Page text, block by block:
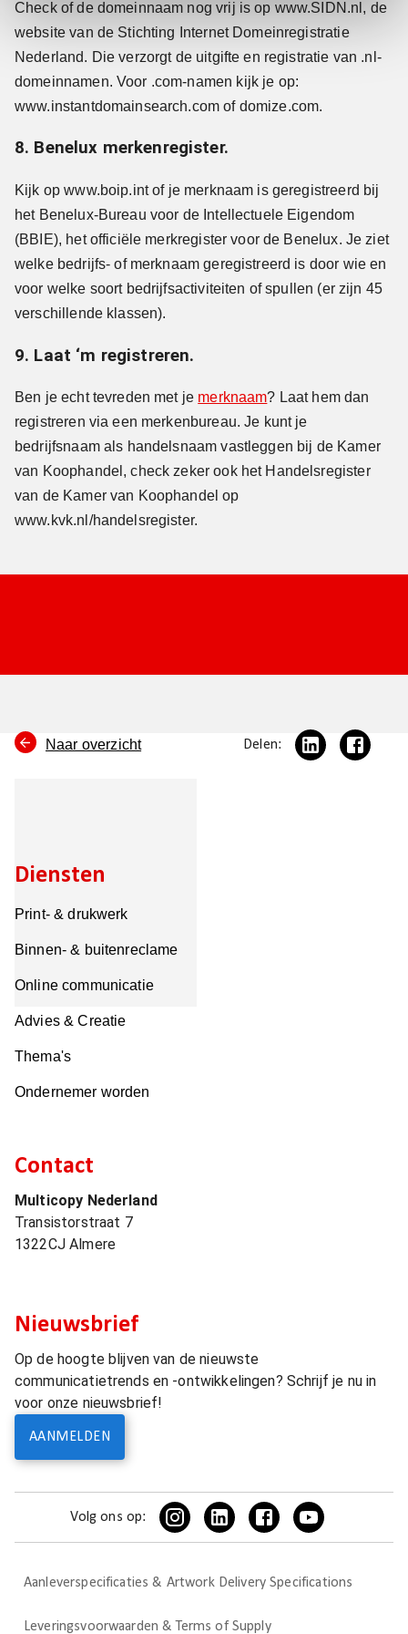
Check of de domeinnaam nog vrij is op www.SIDN.nl, de
website van de Stichting Internet Domeinregistratie
Nederland. Die verzorgt de uitgifte en registratie van .nl-
domeinnamen. Voor .com-namen kijk je op:
www.instantdomainsearch.com of domize.com.
8. Benelux merkenregister.
Kijk op www.boip.int of je merknaam is geregistreerd bij
het Benelux-Bureau voor de Intellectuele Eigendom
(BBIE), het officiële merkregister voor de Benelux. Je ziet
welke bedrijfs- of merknaam geregistreerd is door wie en
voor welke soort bedrijfsactiviteiten of spullen (er zijn 45
verschillende klassen).
9. Laat ‘m registreren.
Ben je echt tevreden met je merknaam? Laat hem dan
registreren via een merkenbureau. Je kunt je
bedrijfsnaam als handelsnaam vastleggen bij de Kamer
van Koophandel, check zeker ook het Handelsregister
van de Kamer van Koophandel op
www.kvk.nl/handelsregister.
Naar overzicht Delen:
Diensten
Print- & drukwerk
Binnen- & buitenreclame
Online communicatie
Advies & Creatie
Thema's
Ondernemer worden
Contact
Multicopy Nederland
Transistorstraat 7
1322CJ Almere
Nieuwsbrief
Op de hoogte blijven van de nieuwste
communicatietrends en -ontwikkelingen? Schrijf je nu in
voor onze nieuwsbrief!
AANMELDEN
Volg ons op:
Aanleverspecificaties & Artwork Delivery Specifications
Leveringsvoorwaarden & Terms of Supply